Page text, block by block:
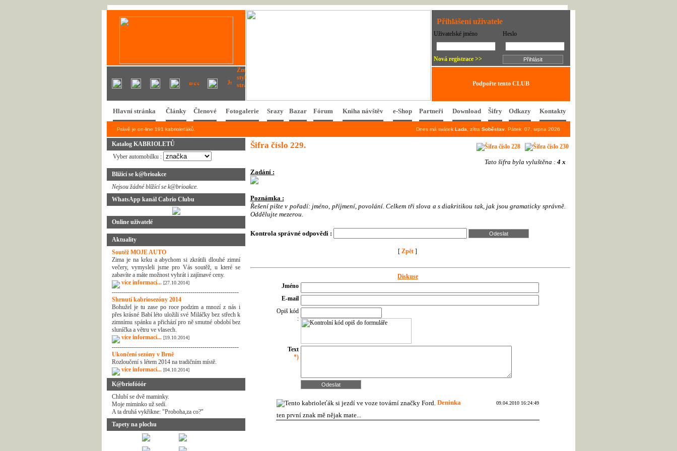
Přihlášení uživatele
Uživatelské jméno Heslo
Nová registrace >>
Podpořte tento CLUB
Hlavní stránka Články Členové Fotogalerie Srazy Bazar Fórum Kniha návštěv e-Shop Partneři Download Šifry Odkazy Kontakty
Právě je on-line 191 kabrioleťáků. Dnes má svátek Lada , zítra Soběslav . Pátek 07. srpna 2026
Katalog KABRIOLETŮ
Vyber automobilku :
Blížící se k@brioakce
Nejsou žádné blížící se k@brioakce.
WhatsApp kanál Cabrio Clubu
Online uživatelé
Aktuality
Soutěž MOJE AUTO
Zima je na krku a abychom si zkrátili dlouhé zimní
večery, vymysleli jsme pro Vás soutěž, u které se
zabavíte a máte možnost vyhrát i zajímavé ceny.
více informací... [27.10.2014]
---------------------------------------------------------------
Shrnutí kabriosezóny 2014
Bohužel je tu zase po roce podzim a mnozí z nás i
přes krásné Babí léto uložili své Miláčky bez střech k
zimnímu spánku a přichází pro ně smutné období bez
sluníčka a větru ve vlasech.
více informací... [19.10.2014]
---------------------------------------------------------------
Ukončení sezóny v Brně
Rozloučení s létem 2014 na tradičním místě.
více informací... [04.10.2014]
K@briofóóór
Chlubí se dvě maminky.
Moje miminko už sedí.
A ta druhá vykřikne: "Proboha,za co?"
Tapety na plochu
Šifra číslo 229.
Tato šifra byla vyluštěna : 4 x
Zadání :
Poznámka :
Řešení pište v pořadí: jméno, příjmení, povolání. Celkem tři slova a s diakritikou tak, jak jsou gramaticky správně.
Oddělujte mezerou.
Kontrola správné odpovědi :
[ Zpět ]
Diskuse
Jméno
E-mail
Opiš kód
:
Text
*)
Deninka 09.04.2010 16:24:49
ten první znak mě nějak mate...